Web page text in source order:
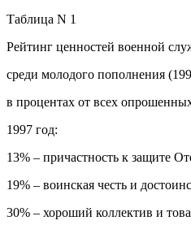
Таблица N 1
Рейтинг ценностей военной
среди молодого пополнения
в процентах от всех
1997 год:
13% – причастность к защите
19% – воинская честь и
30% – хороший коллектив и